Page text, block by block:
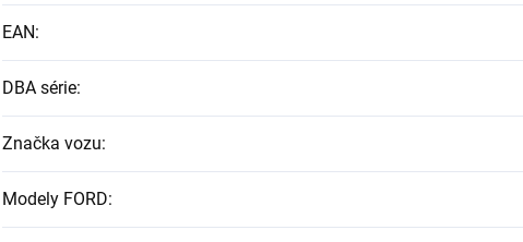
EAN:
DBA série:
Značka vozu:
Modely FORD: